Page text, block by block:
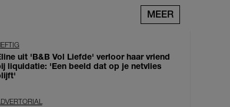
MEER
uit 'B&B Vol Liefde' verloor haar vriend
liquidatie: 'Een beeld dat op je netvlies